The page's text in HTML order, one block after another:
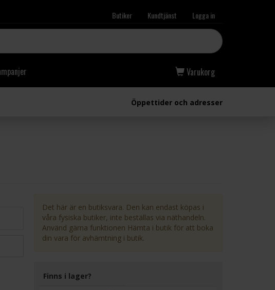
Butiker Kundtjänst Logga in
Varukorg
Öppettider och adresser
Det här är en butiksvara. Den kan endast köpas i
våra fysiska butiker, inte beställas via näthandeln.
Använd gärna funktionen Hämta i butik för att boka
din vara för avhämtning i butik.
Finns i lager?